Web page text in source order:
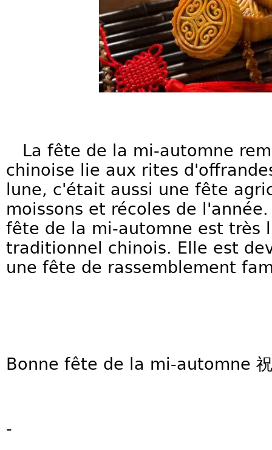
La fête de la mi-automne
chinoise lie aux rites
lune, c'était aussi une fête
moissons et récoles de
fête de la mi-automne est très
traditionnel chinois. Elle est
une fête de rassemblement
Bonne fête de la mi-automne 祝
-